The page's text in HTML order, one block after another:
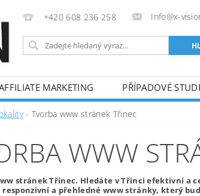
+420 608 236 258 Info@x-
MARKETING PŘÍPADOVÉ
Tvorba www stránek Třinec
WWW
stránek Třinec. Hledáte v Třinci efektivní a
a přehledné www stránky, který